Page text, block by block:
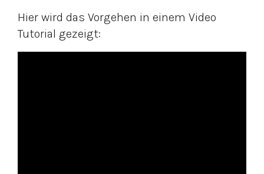
Hier wird das Vorgehen in einem Video
Tutorial gezeigt: